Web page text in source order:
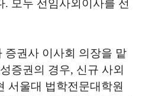
모두 선임사외이사를 선
증권사 이사회 의장을 맡
증권의 경우, 신규 사외
서울대 법학전문대학원